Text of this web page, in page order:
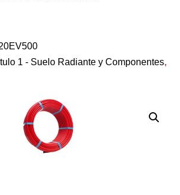
1 - Suelo Radiante y Componentes,